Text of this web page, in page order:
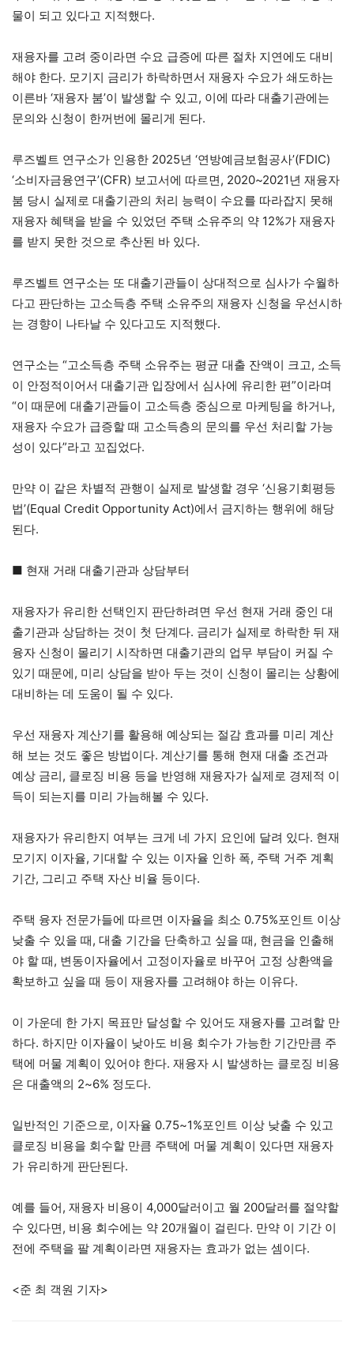
물이 되고 있다고 지적했다.
재융자를 고려 중이라면 수요 급증에 따른 절차 지연에도 대비
해야 한다. 모기지 금리가 하락하면서 재융자 수요가 쇄도하는
이른바 ‘재융자 붐’이 발생할 수 있고, 이에 따라 대출기관에는
문의와 신청이 한꺼번에 몰리게 된다.
루즈벨트 연구소가 인용한 2025년 ‘연방예금보험공사’(FDIC)
‘소비자금융연구’(CFR) 보고서에 따르면, 2020~2021년 재융자
붐 당시 실제로 대출기관의 처리 능력이 수요를 따라잡지 못해
재융자 혜택을 받을 수 있었던 주택 소유주의 약 12%가 재융자
를 받지 못한 것으로 추산된 바 있다.
루즈벨트 연구소는 또 대출기관들이 상대적으로 심사가 수월하
다고 판단하는 고소득층 주택 소유주의 재융자 신청을 우선시하
는 경향이 나타날 수 있다고도 지적했다.
연구소는 “고소득층 주택 소유주는 평균 대출 잔액이 크고, 소득
이 안정적이어서 대출기관 입장에서 심사에 유리한 편”이라며
“이 때문에 대출기관들이 고소득층 중심으로 마케팅을 하거나,
재융자 수요가 급증할 때 고소득층의 문의를 우선 처리할 가능
성이 있다”라고 꼬집었다.
만약 이 같은 차별적 관행이 실제로 발생할 경우 ‘신용기회평등
법’(Equal Credit Opportunity Act)에서 금지하는 행위에 해당
된다.
■ 현재 거래 대출기관과 상담부터
재융자가 유리한 선택인지 판단하려면 우선 현재 거래 중인 대
출기관과 상담하는 것이 첫 단계다. 금리가 실제로 하락한 뒤 재
융자 신청이 몰리기 시작하면 대출기관의 업무 부담이 커질 수
있기 때문에, 미리 상담을 받아 두는 것이 신청이 몰리는 상황에
대비하는 데 도움이 될 수 있다.
우선 재융자 계산기를 활용해 예상되는 절감 효과를 미리 계산
해 보는 것도 좋은 방법이다. 계산기를 통해 현재 대출 조건과
예상 금리, 클로징 비용 등을 반영해 재융자가 실제로 경제적 이
득이 되는지를 미리 가늠해볼 수 있다.
재융자가 유리한지 여부는 크게 네 가지 요인에 달려 있다. 현재
모기지 이자율, 기대할 수 있는 이자율 인하 폭, 주택 거주 계획
기간, 그리고 주택 자산 비율 등이다.
주택 융자 전문가들에 따르면 이자율을 최소 0.75%포인트 이상
낮출 수 있을 때, 대출 기간을 단축하고 싶을 때, 현금을 인출해
야 할 때, 변동이자율에서 고정이자율로 바꾸어 고정 상환액을
확보하고 싶을 때 등이 재융자를 고려해야 하는 이유다.
이 가운데 한 가지 목표만 달성할 수 있어도 재융자를 고려할 만
하다. 하지만 이자율이 낮아도 비용 회수가 가능한 기간만큼 주
택에 머물 계획이 있어야 한다. 재융자 시 발생하는 클로징 비용
은 대출액의 2~6% 정도다.
일반적인 기준으로, 이자율 0.75~1%포인트 이상 낮출 수 있고
클로징 비용을 회수할 만큼 주택에 머물 계획이 있다면 재융자
가 유리하게 판단된다.
예를 들어, 재융자 비용이 4,000달러이고 월 200달러를 절약할
수 있다면, 비용 회수에는 약 20개월이 걸린다. 만약 이 기간 이
전에 주택을 팔 계획이라면 재융자는 효과가 없는 셈이다.
<준 최 객원 기자>